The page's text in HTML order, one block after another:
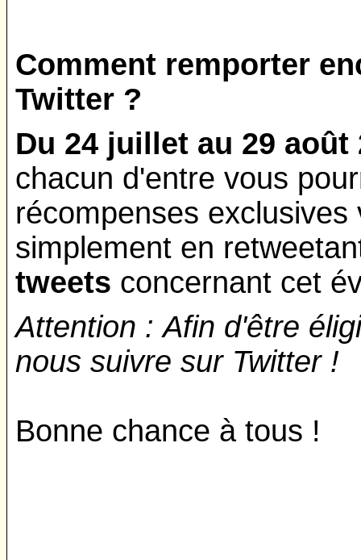
Comment remporter
Twitter ?
Du 24 juillet au 29 août
chacun d'entre vous
récompenses
simplement en
tweets concernant cet
Attention :Afin d'être
nous suivre sur Twitter !
Bonne chance à tous !